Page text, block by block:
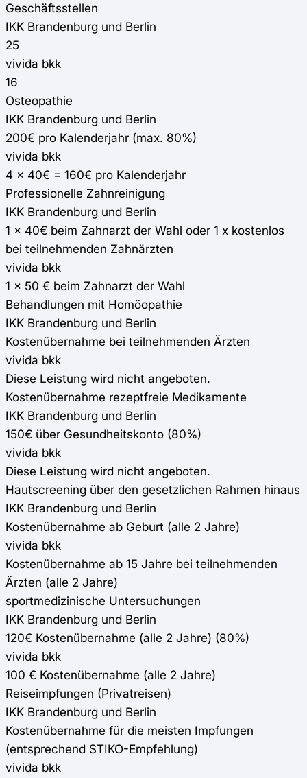
Geschäftsstellen
IKK Brandenburg und Berlin
25
vivida bkk
16
Osteopathie
IKK Brandenburg und Berlin
200€ pro Kalenderjahr (max. 80%)
vivida bkk
4 x 40€ = 160€ pro Kalenderjahr
Professionelle Zahnreinigung
IKK Brandenburg und Berlin
1 x 40€ beim Zahnarzt der Wahl oder 1 x kostenlos
bei teilnehmenden Zahnärzten
vivida bkk
1 x 50 € beim Zahnarzt der Wahl
Behandlungen mit Homöopathie
IKK Brandenburg und Berlin
Kostenübernahme bei teilnehmenden Ärzten
vivida bkk
Diese Leistung wird nicht angeboten.
Kostenübernahme rezeptfreie Medikamente
IKK Brandenburg und Berlin
150€ über Gesundheitskonto (80%)
vivida bkk
Diese Leistung wird nicht angeboten.
Hautscreening über den gesetzlichen Rahmen hinaus
IKK Brandenburg und Berlin
Kostenübernahme ab Geburt (alle 2 Jahre)
vivida bkk
Kostenübernahme ab 15 Jahre bei teilnehmenden
Ärzten (alle 2 Jahre)
sportmedizinische Untersuchungen
IKK Brandenburg und Berlin
120€ Kostenübernahme (alle 2 Jahre) (80%)
vivida bkk
100 € Kostenübernahme (alle 2 Jahre)
Reiseimpfungen (Privatreisen)
IKK Brandenburg und Berlin
Kostenübernahme für die meisten Impfungen
(entsprechend STIKO-Empfehlung)
vivida bkk